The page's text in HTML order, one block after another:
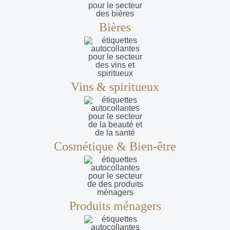
Bières
Vins & spiritueux
Cosmétique & Bien-être
Produits ménagers